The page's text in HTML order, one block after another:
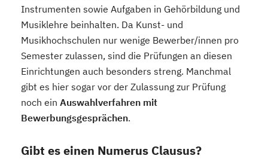
Instrumenten sowie Aufgaben in Gehörbildung und
Musiklehre beinhalten. Da Kunst- und
Musikhochschulen nur wenige Bewerber/innen pro
Semester zulassen, sind die Prüfungen an diesen
Einrichtungen auch besonders streng. Manchmal
gibt es hier sogar vor der Zulassung zur Prüfung
noch ein Auswahlverfahren mit
Bewerbungsgesprächen.
Gibt es einen Numerus Clausus?